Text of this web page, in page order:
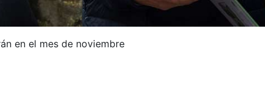
en el mes de noviembre